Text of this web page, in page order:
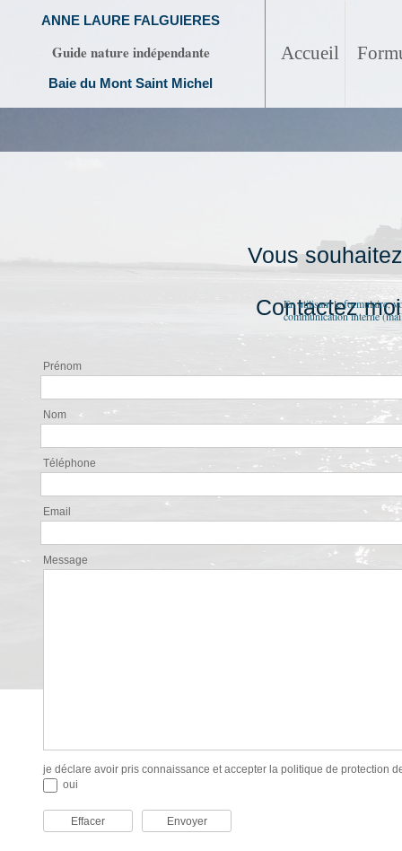
En utilisant le formulaire,
communication interne
Vous
Contactez
Prénom
Nom
Téléphone
Email
Message
je déclare avoir pris connaissance et accepter la politique de protection
oui
Effacer Envoyer
ANNE LAURE FALGUIERES
Guide nature indépendante
Baie du Mont Saint Michel
Accueil